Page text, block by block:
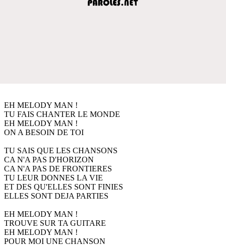
EH MELODY MAN !
TU FAIS CHANTER LE MONDE
EH MELODY MAN !
ON A BESOIN DE TOI
TU SAIS QUE LES CHANSONS
CA N'A PAS D'HORIZON
CA N'A PAS DE FRONTIERES
TU LEUR DONNES LA VIE
ET DES QU'ELLES SONT FINIES
ELLES SONT DEJA PARTIES
EH MELODY MAN !
TROUVE SUR TA GUITARE
EH MELODY MAN !
POUR MOI UNE CHANSON